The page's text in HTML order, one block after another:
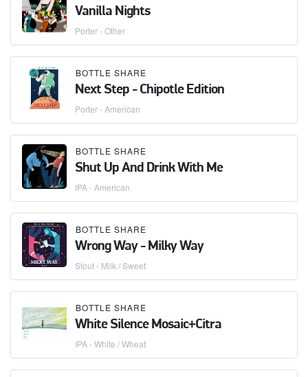
Vanilla Nights
Porter - Other
BOTTLE SHARE
Next Step - Chipotle Edition
Porter - American
BOTTLE SHARE
Shut Up And Drink With Me
IPA - American
BOTTLE SHARE
Wrong Way - Milky Way
Stout - Milk / Sweet
BOTTLE SHARE
White Silence Mosaic+Citra
IPA - White / Wheat